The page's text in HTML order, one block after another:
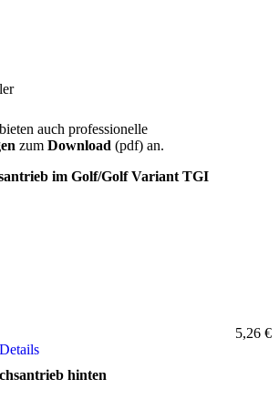
auch professionelle
zum Download (pdf) an.
im Golf/Golf Variant TGI
5,26 €
Details
hinten